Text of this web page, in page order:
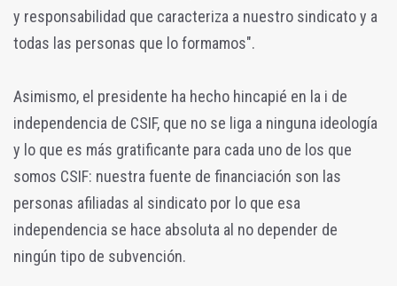
y responsabilidad que caracteriza a nuestro sindicato y a
todas las personas que lo formamos".
Asimismo, el presidente ha hecho hincapié en la i de
independencia de CSIF, que no se liga a ninguna ideología
y lo que es más gratificante para cada uno de los que
somos CSIF: nuestra fuente de financiación son las
personas afiliadas al sindicato por lo que esa
independencia se hace absoluta al no depender de
ningún tipo de subvención.